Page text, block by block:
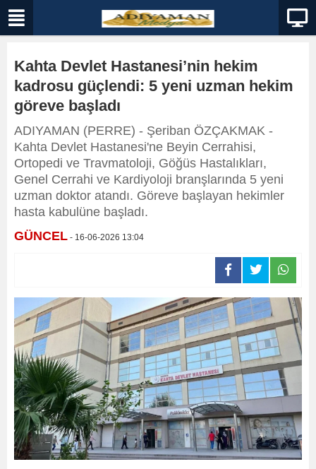
Kahta Devlet Hastanesi’nin hekim
kadrosu güçlendi: 5 yeni uzman hekim
göreve başladı
ADIYAMAN (PERRE) - Şeriban ÖZÇAKMAK -
Kahta Devlet Hastanesi'ne Beyin Cerrahisi,
Ortopedi ve Travmatoloji, Göğüs Hastalıkları,
Genel Cerrahi ve Kardiyoloji branşlarında 5 yeni
uzman doktor atandı. Göreve başlayan hekimler
hasta kabulüne başladı.
GÜNCEL - 16-06-2026 13:04